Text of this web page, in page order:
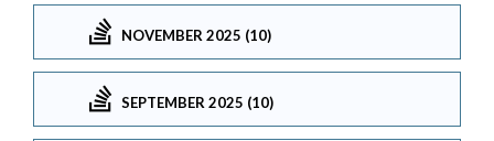
NOVEMBER 2025 (10)
SEPTEMBER 2025 (10)